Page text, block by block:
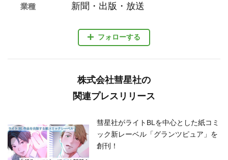
フォローする
業種 新聞・出版・放送
株式会社彗星社の
関連プレスリリース
彗星社がライトBLを中心とした紙コミ
ック新レーベル「グランツピュア」を
創刊！